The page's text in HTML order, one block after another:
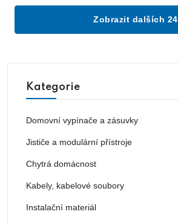
Zobrazit dalších 24
Kategorie
Domovní vypínače a zásuvky
Jističe a modulární přístroje
Chytrá domácnost
Kabely, kabelové soubory
Instalační materiál